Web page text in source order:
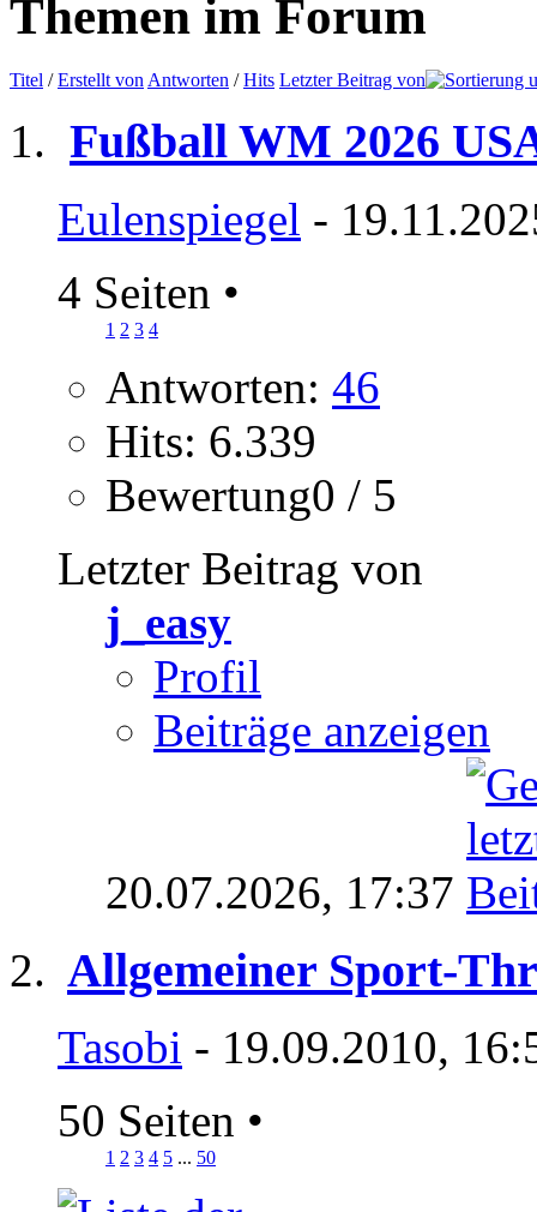
Themen im Forum
Titel /Erstellt von Antworten /Hits Letzter Beitrag von
Fußball WM 2026
Eulenspiegel -
4 Seiten •
1 2 3 4
Antworten: 46
Hits: 6.339
Bewertung0 / 5
Letzter Beitrag von
j_easy
Profil
Beiträge anzeigen
20.07.2026, 17:37
Allgemeiner Sport-
Tasobi - 19.09.2010,
50 Seiten •
1 2 3 4 5 ... 50